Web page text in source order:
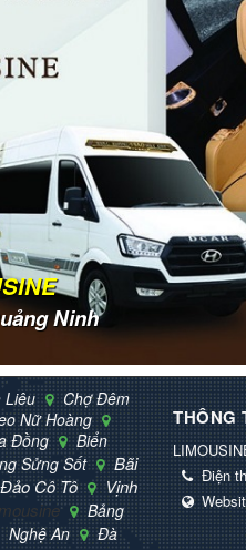
Ninh
Liêu
Chợ Đêm
Nữ Hoàng
Đồng
Biển
Sửng Sốt
Bãi
Đảo Cô Tô
Vịnh
Bảng
Nghệ An
Đà
THÔNG
Điện